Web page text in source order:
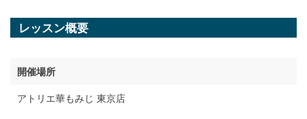
レッスン概要
開催場所
アトリエ華もみじ 東京店